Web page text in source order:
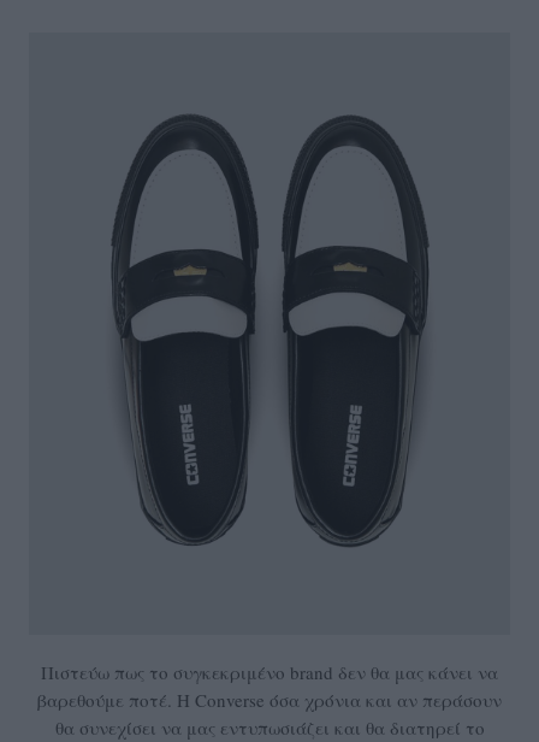
Πιστεύω πως το συγκεκριμένο brand δεν θα μας κάνει να
βαρεθούμε ποτέ. Η Converse όσα χρόνια και αν περάσουν
θα συνεχίσει να μας εντυπωσιάζει και θα διατηρεί το